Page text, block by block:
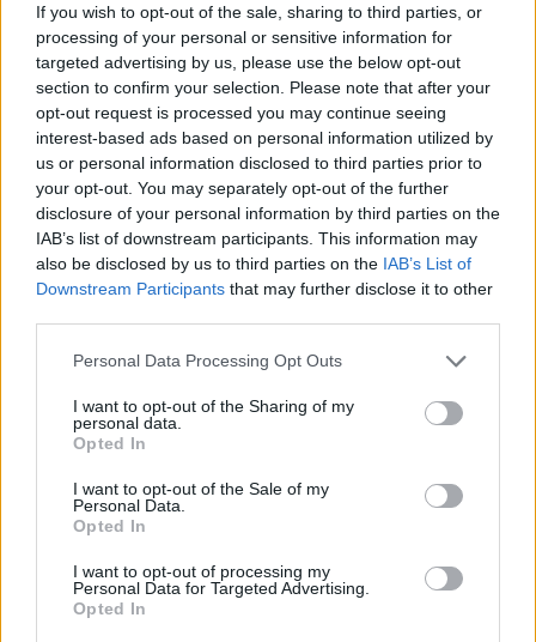
If you wish to opt-out of the sale, sharing to third parties, or
processing of your personal or sensitive information for
targeted advertising by us, please use the below opt-out
section to confirm your selection. Please note that after your
opt-out request is processed you may continue seeing
interest-based ads based on personal information utilized by
us or personal information disclosed to third parties prior to
your opt-out. You may separately opt-out of the further
disclosure of your personal information by third parties on the
IAB’s list of downstream participants. This information may
also be disclosed by us to third parties on the IAB’s List of
Downstream Participants that may further disclose it to other
Please note that this website/app uses one or more Google
not limited to your visit or usage behaviour. You may click to
grant or deny consent to Google and its third-party tags to
use your data for below specified purposes in below Google
consent section.
Personal Data Processing Opt Outs
I want to opt-out of the Sharing of my
personal data.
Opted In
I want to opt-out of the Sale of my
Personal Data.
Opted In
I want to opt-out of processing my
Personal Data for Targeted Advertising.
Opted In
«Μην με πιάνεις στο στόμα σου» - Κόντρα Ολίβια Γουάιλντ
με Ραταϊκόφσκι για τον Χάρι Στάιλς
Thema Insights